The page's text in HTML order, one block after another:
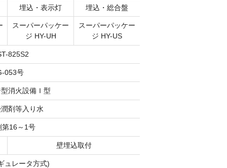
埋込・表示灯 埋込・総合盤
スーパーパッケー
ジ HY-UH
スーパーパッケー
ジ HY-US
825S2
053号
消火設備Ｉ型
剤等入り水
第16～1号
壁埋込取付
ュレータ方式)